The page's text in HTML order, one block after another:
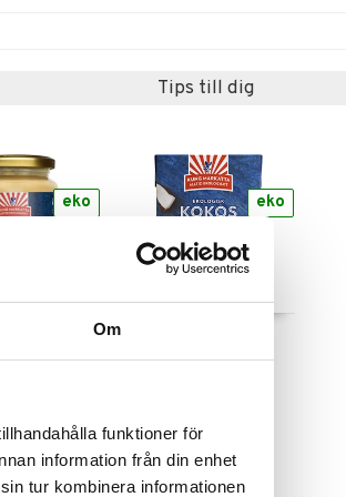
Om
funktioner för
information från din enhet
tur kombinera informationen
Tips till dig
eko
Kung Markatta
eko